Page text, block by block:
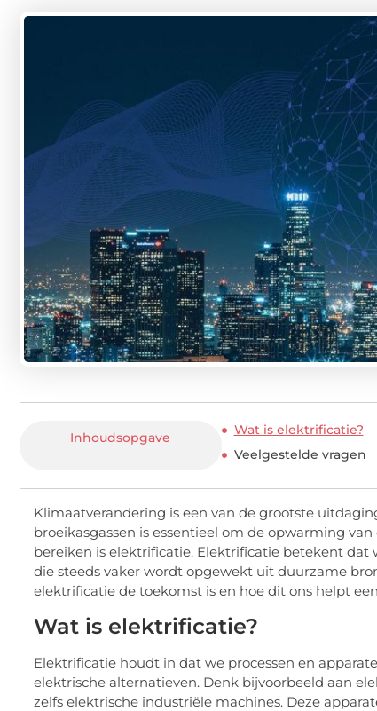
Inhoudsopgave
Wat is elektrificatie?
Veelgestelde vragen
Klimaatverandering is een van de grootste
broeikasgassen is essentieel om de opwarming
bereiken is elektrificatie. Elektrificatie betekent dat
die steeds vaker wordt opgewekt uit duurzame
elektrificatie de toekomst is en hoe dit ons helpt
Wat is elektrificatie?
Elektrificatie houdt in dat we processen en
elektrische alternatieven. Denk bijvoorbeeld aan
zelfs elektrische industriële machines. Deze